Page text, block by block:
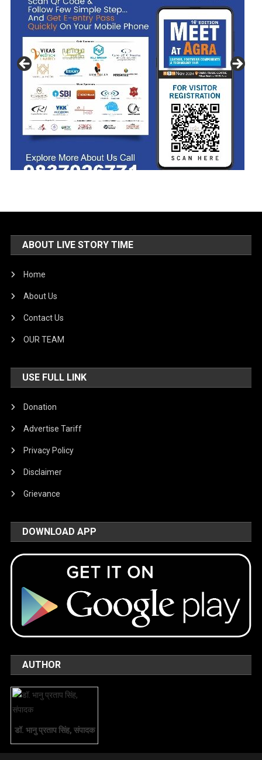
ABOUT LIVE STORY TIME
Home
About Us
Contact Us
OUR TEAM
USE FULL LINK
Donation
Advertise Tariff
Privacy Policy
Disclaimer
Grievance
DOWNLOAD APP
AUTHOR
डॉ. भानु प्रताप सिंह, संपादक